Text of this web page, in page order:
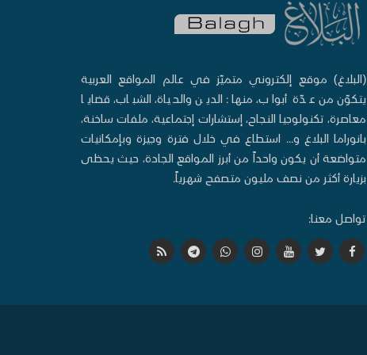
(البلاغ) موقع إلكتروني متميّز في عالم المواقع العربية
يتكوّن من عدّة أبواب، منها: الدين والحياة، الشباب، قضايا
معاصرة، تكنولوجيا النجاح، إستشارات إجتماعية، ملفات ساخنة،
بانوراما البلاغ و... استطاع في خلال فترة وجيزة وبإمكانيات
متواضعة أن يكون واحداً من أبرز المواقع الجادة، حيث يحظى
بزيارة أكثر من نصف مليون متصفح شهرياً.
تواصل معنا: